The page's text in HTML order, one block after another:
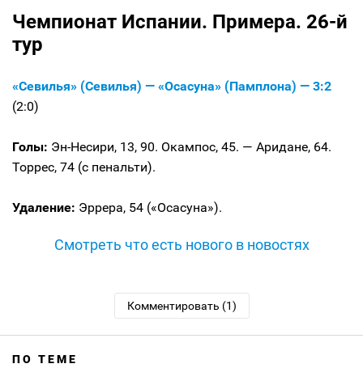
Чемпионат Испании. Примера. 26-й
тур
«Севилья» (Севилья) — «Осасуна» (Памплона) — 3:2
(2:0)
Голы: Эн-Несири, 13, 90. Окампос, 45. — Аридане, 64.
Торрес, 74 (с пенальти).
Удаление: Эррера, 54 («Осасуна»).
Смотреть что есть нового в новостях
Комментировать (1)
ПО ТЕМЕ